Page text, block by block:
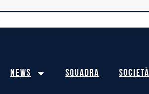
News Squadra Società